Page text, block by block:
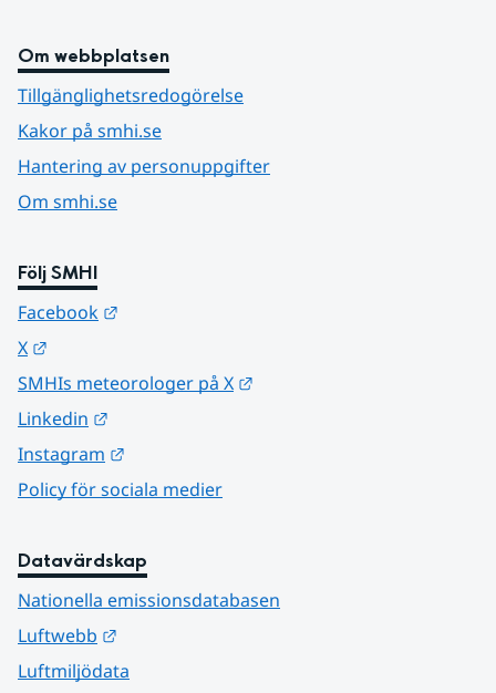
Om webbplatsen
Tillgänglighetsredogörelse
Kakor på smhi.se
Hantering av personuppgifter
Om smhi.se
Följ SMHI
Facebook
X
SMHIs meteorologer på X
Linkedin
Instagram
Policy för sociala medier
Datavärdskap
Nationella emissionsdatabasen
Luftwebb
Luftmiljödata